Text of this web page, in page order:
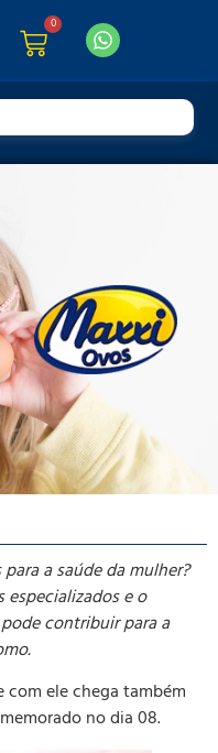
0
a saúde da mulher?
e o
contribuir para a
com ele chega também
no dia 08.